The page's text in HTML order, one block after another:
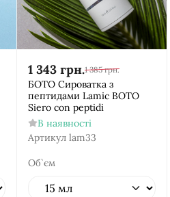
1 343 грн.1 385 грн.
БОТО Сироватка з
пептидами Lamic BOTO
Siero con peptidi
В наявності
Артикул lam33
Об`єм